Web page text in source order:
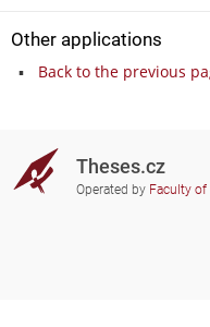
Other applications
Back to the previous
Theses.cz
Operated by Faculty of